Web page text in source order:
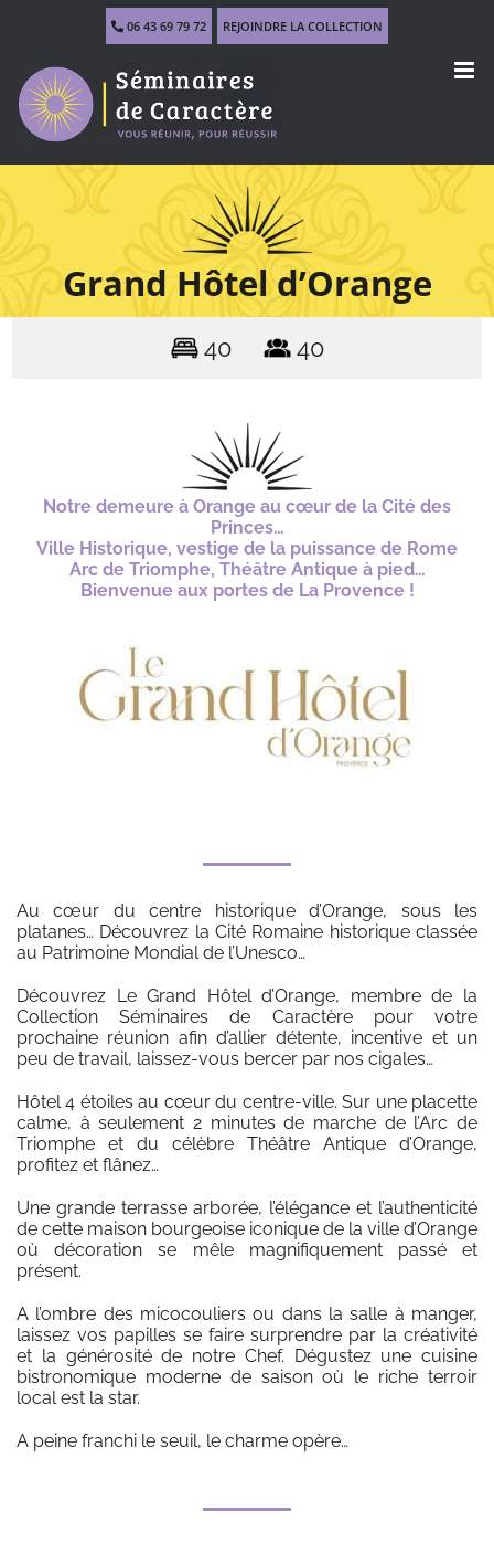
06 43 69 79 72 REJOINDRE LA COLLECTION
Grand Hôtel d’Orange
40 40
Notre demeure à Orange au cœur de la Cité des
Princes…
Ville Historique, vestige de la puissance de Rome
Arc de Triomphe, Théâtre Antique à pied…
Bienvenue aux portes de La Provence !
Au cœur du centre historique d’Orange, sous les
platanes… Découvrez la Cité Romaine historique classée
au Patrimoine Mondial de l’Unesco…
Découvrez Le Grand Hôtel d’Orange, membre de la
Collection Séminaires de Caractère pour votre
prochaine réunion afin d’allier détente, incentive et un
peu de travail, laissez-vous bercer par nos cigales…
Hôtel 4 étoiles au cœur du centre-ville. Sur une placette
calme, à seulement 2 minutes de marche de l’Arc de
Triomphe et du célèbre Théâtre Antique d’Orange,
profitez et flânez…
Une grande terrasse arborée, l’élégance et l’authenticité
de cette maison bourgeoise iconique de la ville d’Orange
où décoration se mêle magnifiquement passé et
présent.
A l’ombre des micocouliers ou dans la salle à manger,
laissez vos papilles se faire surprendre par la créativité
et la générosité de notre Chef. Dégustez une cuisine
bistronomique moderne de saison où le riche terroir
local est la star.
A peine franchi le seuil, le charme opère…